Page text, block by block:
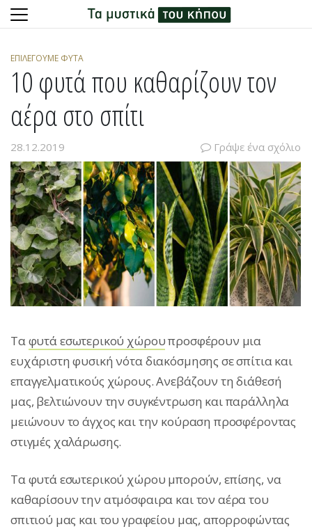
content
ΕΠΙΛΈΓΟΥΜΕ ΦΥΤΆ
10 φυτά που καθαρίζουν τον
αέρα στο σπίτι
28.12.2019 Γράψε ένα σχόλιο
Ταφυτά εσωτερικού χώρουπροσφέρουν μια
ευχάριστη φυσική νότα διακόσμησης σε σπίτια και
επαγγελματικούς χώρους. Ανεβάζουν τη διάθεσή
μας, βελτιώνουν την συγκέντρωση και παράλληλα
μειώνουν το άγχος και την κούραση προσφέροντας
στιγμές χαλάρωσης.
Τα φυτά εσωτερικού χώρου μπορούν, επίσης, να
καθαρίσουν την ατμόσφαιρα και τον αέρα του
σπιτιού μας και του γραφείου μας, απορροφώντας